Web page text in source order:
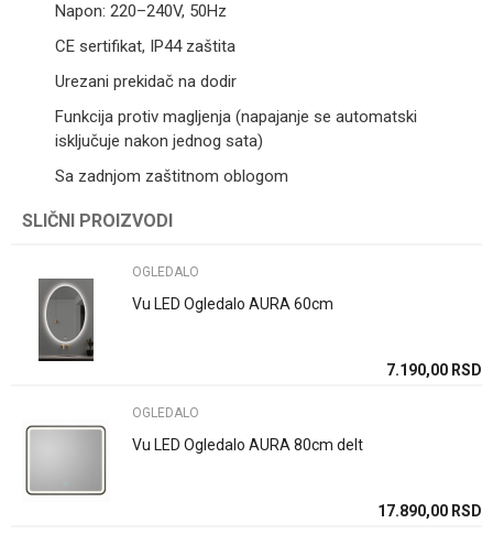
Napon: 220–240V, 50Hz
CE sertifikat, IP44 zaštita
Urezani prekidač na dodir
Funkcija protiv magljenja (napajanje se automatski
isključuje nakon jednog sata)
Sa zadnjom zaštitnom oblogom
Ime/Nadimak
Email
SLIČNI PROIZVODI
OGLEDALO
Vu LED Ogledalo AURA 60cm
7.190,00 RSD
OGLEDALO
Vu LED Ogledalo AURA 80cm delt
17.890,00 RSD